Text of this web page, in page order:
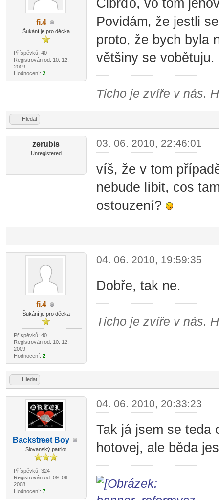
fi.4
Šukání je pro děcka
Příspěvků: 40
Registrován od: 10. 12.
2009
Hodnocení: 2
Cibrďo, vo tom
Povidám, že jestli
proto, že bych byla
většiny se vobětuju.
Ticho je zvíře v nás.
Hledat
zerubis
Unregistered
03. 06. 2010, 22:46:01
víš, že v tom
nebude líbit, cos
ostouzení?
fi.4
Šukání je pro děcka
Příspěvků: 40
Registrován od: 10. 12.
2009
Hodnocení: 2
04. 06. 2010, 19:59:35
Dobře, tak ne.
Ticho je zvíře v nás.
Hledat
Backstreet Boy
Slovanský patriot
Příspěvků: 324
Registrován od: 09. 08.
2008
Hodnocení: 7
04. 06. 2010, 20:33:23
Tak já jsem se teda
hotovej, ale běda